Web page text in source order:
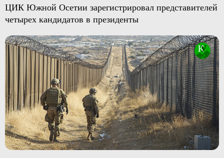
ЦИК Южной Осетии зарегистрировал представителей
четырех кандидатов в президенты